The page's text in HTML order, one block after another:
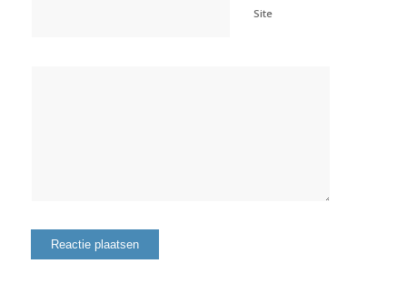
Site